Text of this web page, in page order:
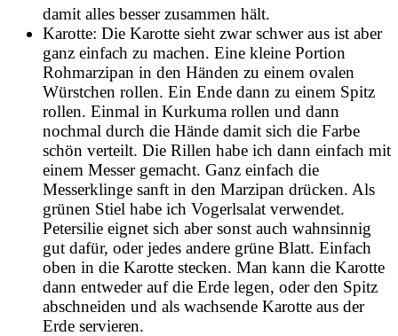
damit alles besser zusammen hält.
Karotte: Die Karotte sieht zwar schwer aus ist aber
ganz einfach zu machen. Eine kleine Portion
Rohmarzipan in den Händen zu einem ovalen
Würstchen rollen. Ein Ende dann zu einem Spitz
rollen. Einmal in Kurkuma rollen und dann
nochmal durch die Hände damit sich die Farbe
schön verteilt. Die Rillen habe ich dann einfach mit
einem Messer gemacht. Ganz einfach die
Messerklinge sanft in den Marzipan drücken. Als
grünen Stiel habe ich Vogerlsalat verwendet.
Petersilie eignet sich aber sonst auch wahnsinnig
gut dafür, oder jedes andere grüne Blatt. Einfach
oben in die Karotte stecken. Man kann die Karotte
dann entweder auf die Erde legen, oder den Spitz
abschneiden und als wachsende Karotte aus der
Erde servieren.